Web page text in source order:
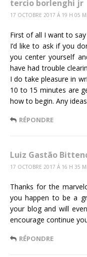
tercio borlenghi jr
17 OCTOBRE 2017 Á 19 H 05
First of all I want to
I’d like to ask if you
you center yourself
have had trouble
I do take pleasure in
10 to 15 minutes are
how to begin. Any
RÉPONDRE
Luiz Gastão
17 OCTOBRE 2017 Á 16 H 35
Thanks for the
you happen to be a
your blog and will
encourage continue
RÉPONDRE